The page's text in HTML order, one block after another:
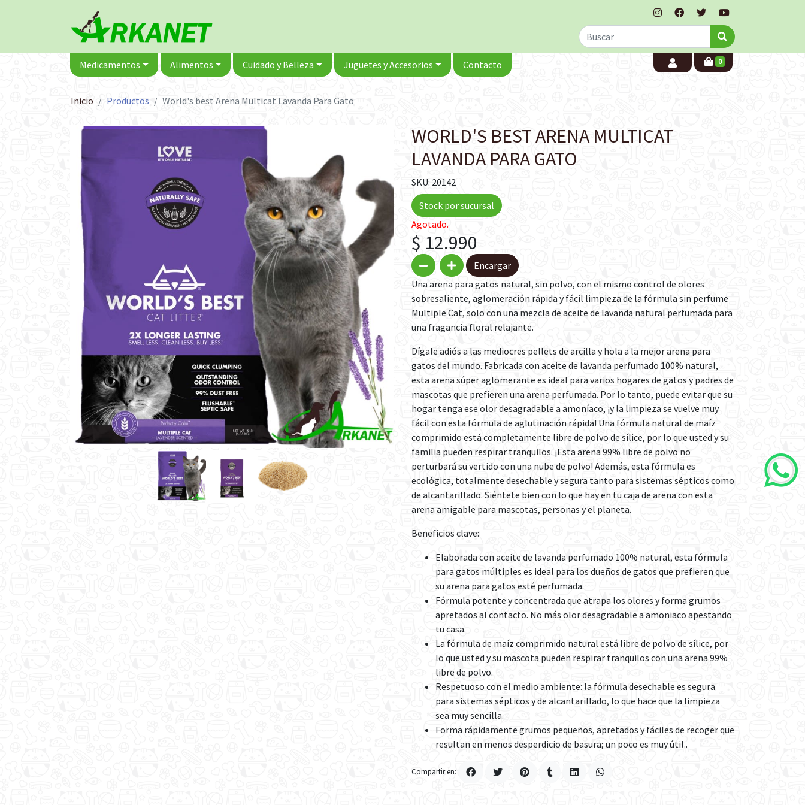
Medicamentos Alimentos Cuidado y Belleza Juguetes y Accesorios Contacto 0
Inicio Productos World's best Arena Multicat Lavanda Para Gato
WORLD'S BEST ARENA MULTICAT
LAVANDA PARA GATO
SKU: 20142
Stock por sucursal
Agotado.
$ 12.990
Encargar
Una arena para gatos natural, sin polvo, con el mismo control de olores
sobresaliente, aglomeración rápida y fácil limpieza de la fórmula sin perfume
Multiple Cat, solo con una mezcla de aceite de lavanda natural perfumada para
una fragancia floral relajante.
Dígale adiós a las mediocres pellets de arcilla y hola a la mejor arena para
gatos del mundo. Fabricada con aceite de lavanda perfumado 100% natural,
esta arena súper aglomerante es ideal para varios hogares de gatos y padres de
mascotas que prefieren una arena perfumada. Por lo tanto, puede evitar que su
hogar tenga ese olor desagradable a amoníaco, ¡y la limpieza se vuelve muy
fácil con esta fórmula de aglutinación rápida! Una fórmula natural de maíz
comprimido está completamente libre de polvo de sílice, por lo que usted y su
familia pueden respirar tranquilos. ¡Esta arena 99% libre de polvo no
perturbará su vertido con una nube de polvo! Además, esta fórmula es
ecológica, totalmente desechable y segura tanto para sistemas sépticos como
de alcantarillado. Siéntete bien con lo que hay en tu caja de arena con esta
arena amigable para mascotas, personas y el planeta.
Beneficios clave:
Elaborada con aceite de lavanda perfumado 100% natural, esta fórmula
para gatos múltiples es ideal para los dueños de gatos que prefieren que
su arena para gatos esté perfumada.
Fórmula potente y concentrada que atrapa los olores y forma grumos
apretados al contacto. No más olor desagradable a amoniaco apestando
tu casa.
La fórmula de maíz comprimido natural está libre de polvo de sílice, por
lo que usted y su mascota pueden respirar tranquilos con una arena 99%
libre de polvo.
Respetuoso con el medio ambiente: la fórmula desechable es segura
para sistemas sépticos y de alcantarillado, lo que hace que la limpieza
sea muy sencilla.
Forma rápidamente grumos pequeños, apretados y fáciles de recoger que
resultan en menos desperdicio de basura; un poco es muy útil..
Compartir en: